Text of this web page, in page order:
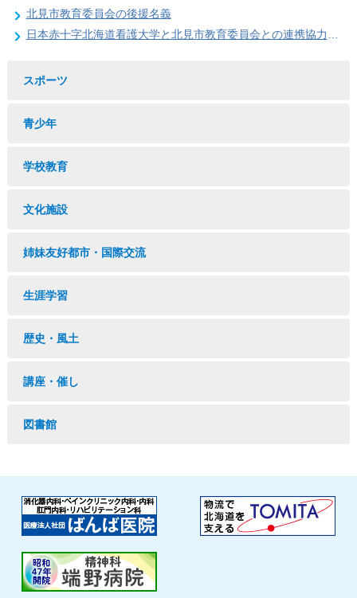
北見市教育委員会の後援名義
日本赤十字北海道看護大学と北見市教育委員会との連携協力に関する協定の締結
スポーツ
青少年
学校教育
文化施設
姉妹友好都市・国際交流
生涯学習
歴史・風土
講座・催し
図書館